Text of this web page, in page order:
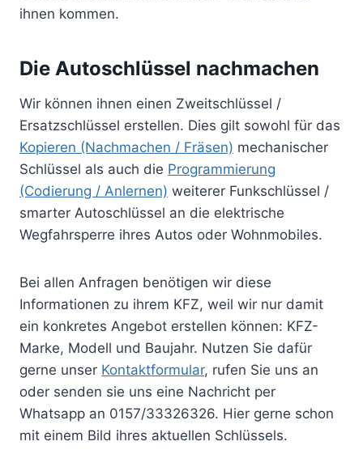
ihnen kommen.
Die Autoschlüssel nachmachen
Wir können ihnen einen Zweitschlüssel /
Ersatzschlüssel erstellen. Dies gilt sowohl für das
Kopieren (Nachmachen / Fräsen) mechanischer
Schlüssel als auch die Programmierung
(Codierung / Anlernen) weiterer Funkschlüssel /
smarter Autoschlüssel an die elektrische
Wegfahrsperre ihres Autos oder Wohnmobiles.
Bei allen Anfragen benötigen wir diese
Informationen zu ihrem KFZ, weil wir nur damit
ein konkretes Angebot erstellen können: KFZ-
Marke, Modell und Baujahr. Nutzen Sie dafür
gerne unser Kontaktformular, rufen Sie uns an
oder senden sie uns eine Nachricht per
Whatsapp an 0157/33326326. Hier gerne schon
mit einem Bild ihres aktuellen Schlüssels.